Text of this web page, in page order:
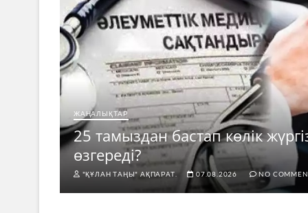
ЖАҢАЛЫҚТАР
25 тамыздан бастап көлік
өзгереді?
"ҚҰЛАН ТАҢЫ" АҚПАРАТ. 07.08.2026 NO